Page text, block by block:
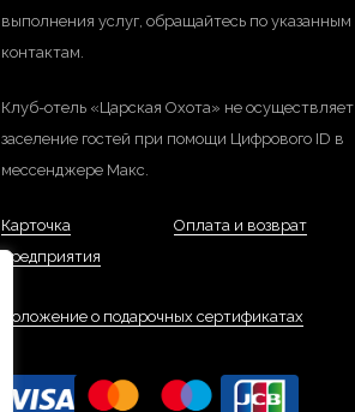
выполнения услуг, обращайтесь по указанным
контактам.
Клуб-отель «Царская Охота» не осуществляет
заселение гостей при помощи Цифрового ID в
мессенджере Макс.
Карточка
предприятия
Оплата и возврат
Положение о подарочных сертификатах